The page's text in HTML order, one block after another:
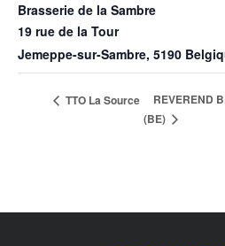
Brasserie de la Sambre
19 rue de la Tour
Jemeppe-sur-Sambre, 5190
TTO La Source
REVEREND
(BE)